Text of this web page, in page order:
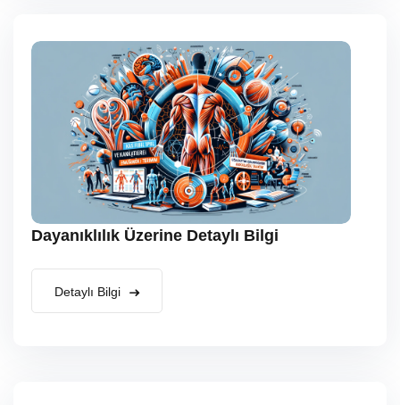
Dayanıklılık Üzerine Detaylı Bilgi
Detaylı Bilgi